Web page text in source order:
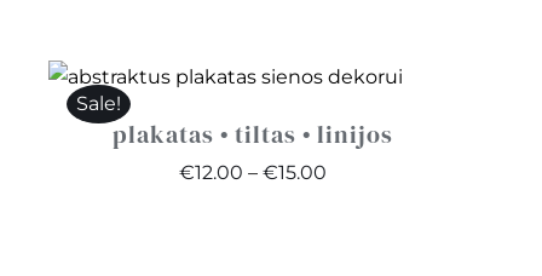
through
Sale!
plakatas • tiltas • linijos
€12.00 – €15.00